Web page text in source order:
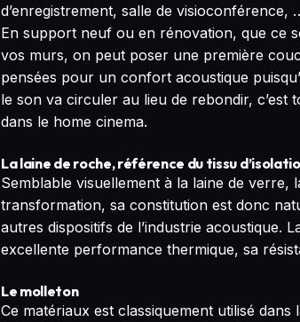
d’enregistrement, salle de visioconférence,
En support neuf ou en rénovation, que ce
vos murs, on peut poser une première
pensées pour un confort acoustique
le son va circuler au lieu de rebondir, c’est
dans le home cinema.
La laine de roche, référence du tissu
Semblable visuellement à la laine de verre,
transformation, sa constitution est donc
autres dispositifs de l’industrie acoustique.
excellente performance thermique, sa
Le molleton
Ce matériaux est classiquement utilisé